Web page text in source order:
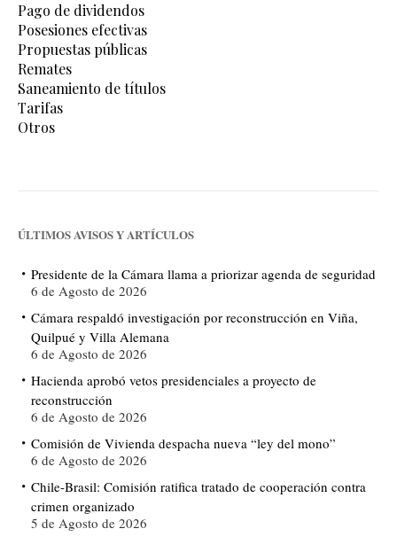
Pago de dividendos
Posesiones efectivas
Propuestas públicas
Remates
Saneamiento de títulos
Tarifas
Otros
ÚLTIMOS AVISOS Y ARTÍCULOS
Presidente de la Cámara llama a priorizar agenda de seguridad
6 de Agosto de 2026
Cámara respaldó investigación por reconstrucción en Viña,
Quilpué y Villa Alemana
6 de Agosto de 2026
Hacienda aprobó vetos presidenciales a proyecto de
reconstrucción
6 de Agosto de 2026
Comisión de Vivienda despacha nueva “ley del mono”
6 de Agosto de 2026
Chile-Brasil: Comisión ratifica tratado de cooperación contra
crimen organizado
5 de Agosto de 2026